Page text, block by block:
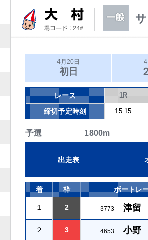
4月20日
初日
レース 1R
締切予定時刻 15:15
予選 1800m
出走表
着 枠 ボートレ
１ 2 3773 津留
２ 3 4653 小